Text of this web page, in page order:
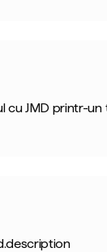
cu JMD printr-